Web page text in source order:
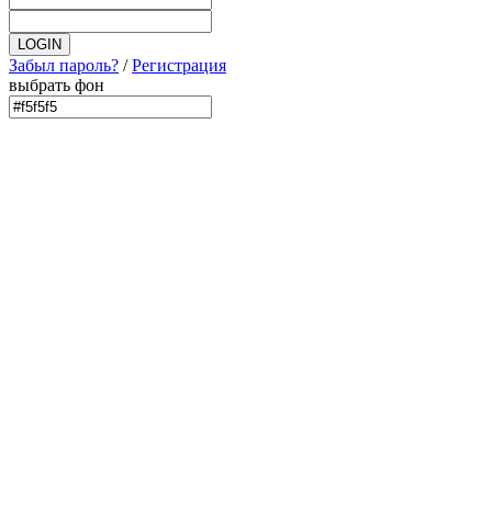
Забыл пароль? /Регистрация
выбрать фон